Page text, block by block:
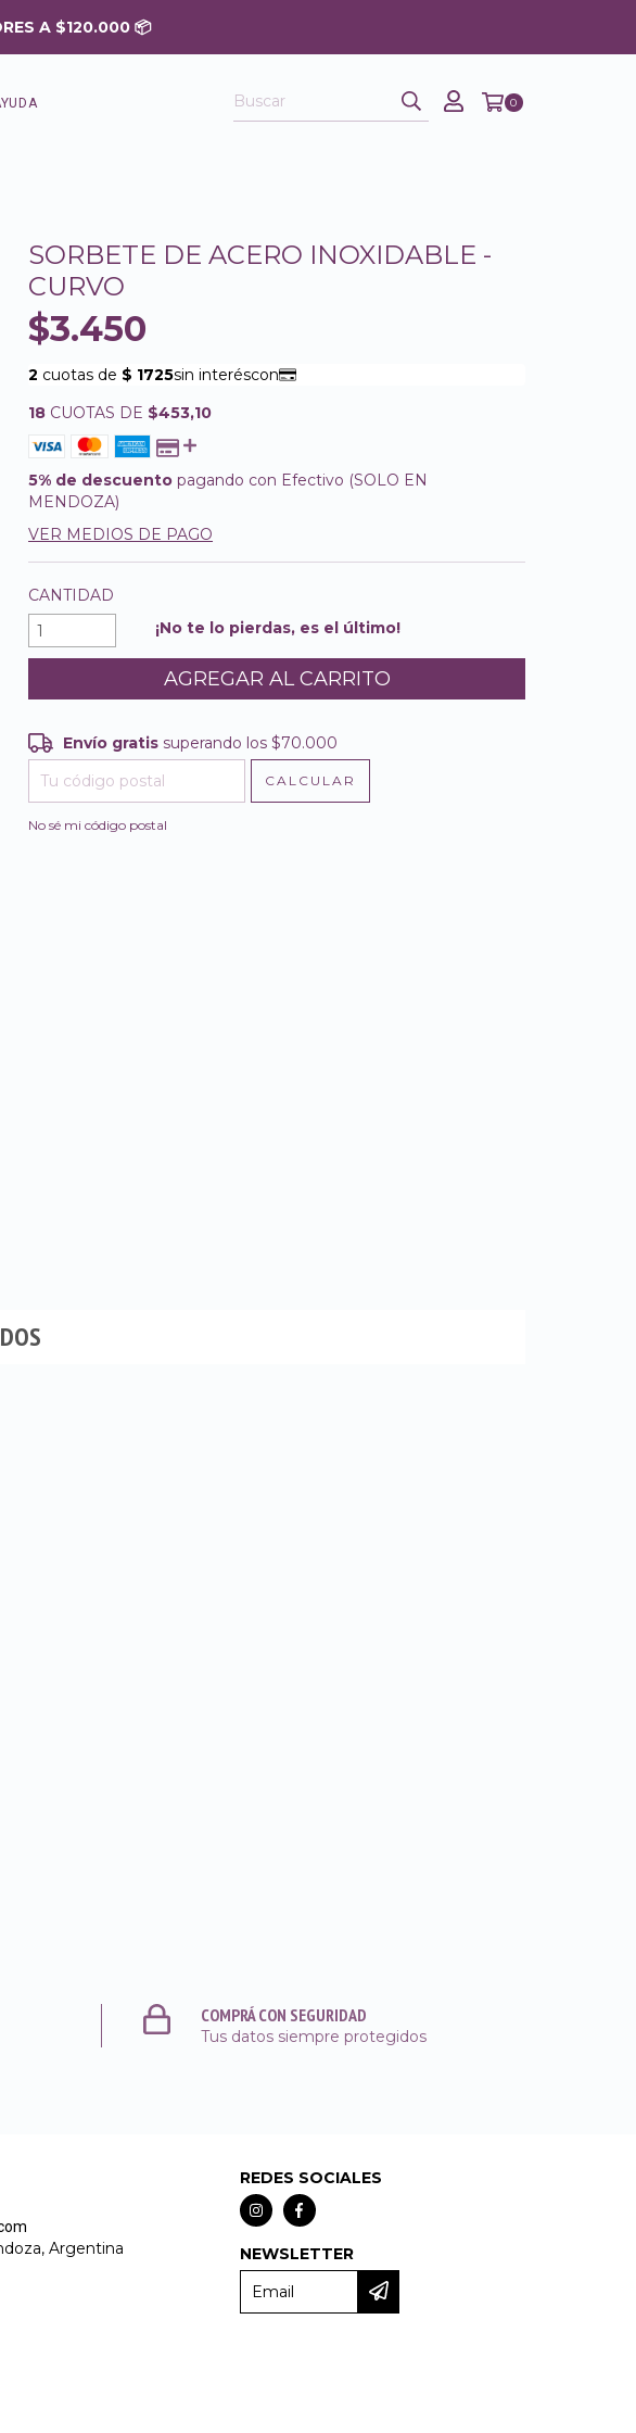
0
SORBETE DE ACERO INOXIDABLE -
CURVO
$3.450
18 CUOTAS DE $453,10
5% de descuento pagando con Efectivo (SOLO EN
MENDOZA)
VER MEDIOS DE PAGO
CANTIDAD
¡No te lo pierdas, es el último!
Envío gratis $70.000
Entregas para el CP:
Envío gratis superando los$70.000
CALCULAR
No sé mi código postal
COMPRÁ CON SEGURIDAD
Tus datos siempre protegidos
Argentina
REDES SOCIALES
NEWSLETTER